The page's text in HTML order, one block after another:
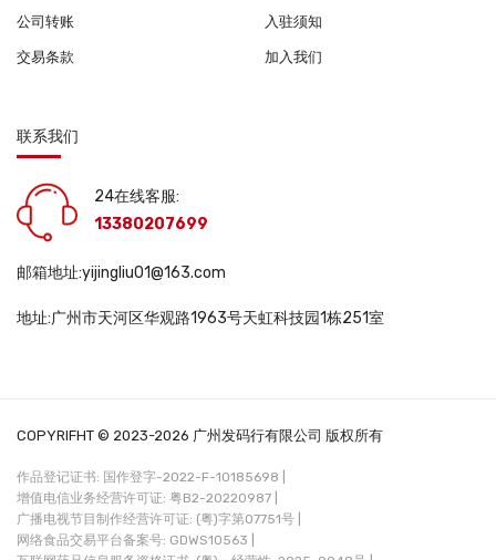
公司转账
交易条款
入驻须知
加入我们
联系我们
24在线客服:
13380207699
邮箱地址:yijingliu01@163.com
地址:广州市天河区华观路1963号天虹科技园1栋251室
COPYRIFHT © 2023-2026 广州发码行有限公司 版权所有
作品登记证书: 国作登字-2022-F-10185698 |
增值电信业务经营许可证: 粤B2-20220987 |
广播电视节目制作经营许可证: (粤)字第07751号 |
网络食品交易平台备案号: GDWS10563 |